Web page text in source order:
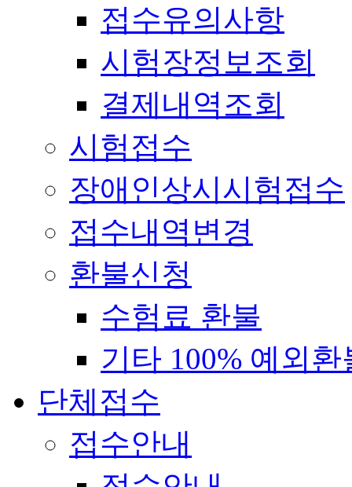
접수유의사항
시험장정보조회
결제내역조회
시험접수
장애인상시시험접수
접수내역변경
환불신청
수험료 환불
기타 100% 예외환
단체접수
접수안내